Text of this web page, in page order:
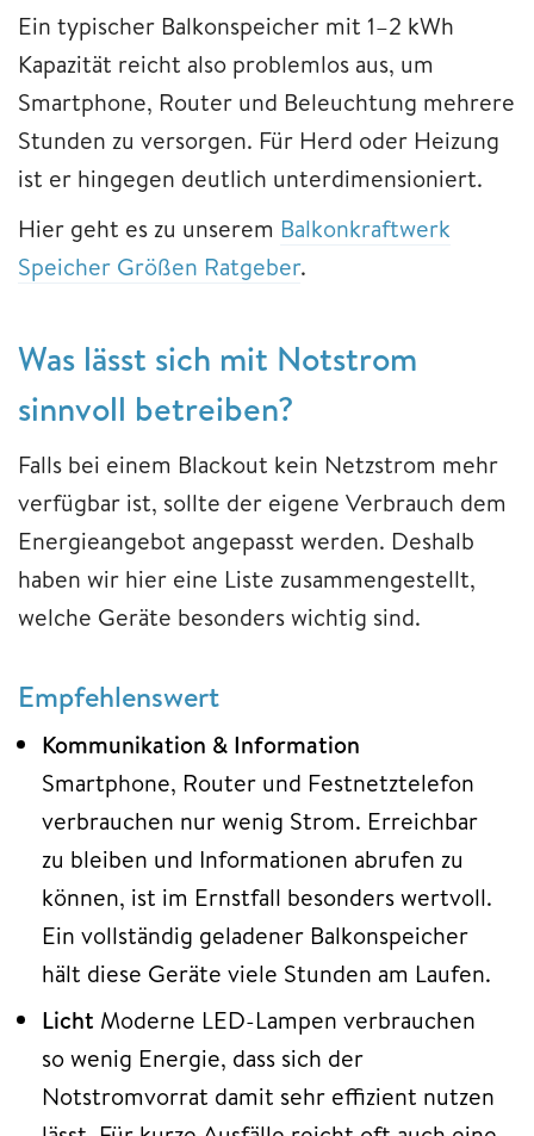
Ein typischer Balkonspeicher mit 1–2 kWh
Kapazität reicht also problemlos aus, um
Smartphone, Router und Beleuchtung mehrere
Stunden zu versorgen. Für Herd oder Heizung
ist er hingegen deutlich unterdimensioniert.
Hier geht es zu unserem Balkonkraftwerk
Speicher Größen Ratgeber.
Was lässt sich mit Notstrom
sinnvoll betreiben?
Falls bei einem Blackout kein Netzstrom mehr
verfügbar ist, sollte der eigene Verbrauch dem
Energieangebot angepasst werden. Deshalb
haben wir hier eine Liste zusammengestellt,
welche Geräte besonders wichtig sind.
Empfehlenswert
Kommunikation & Information
Smartphone, Router und Festnetztelefon
verbrauchen nur wenig Strom. Erreichbar
zu bleiben und Informationen abrufen zu
können, ist im Ernstfall besonders wertvoll.
Ein vollständig geladener Balkonspeicher
hält diese Geräte viele Stunden am Laufen.
Licht Moderne LED-Lampen verbrauchen
so wenig Energie, dass sich der
Notstromvorrat damit sehr effizient nutzen